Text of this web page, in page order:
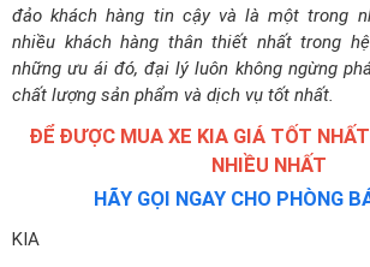
ĐỂ ĐƯỢC MUA XE KIA GIÁ TỐT
NHIỀU NHẤT
HÃY GỌI NGAY CHO PHÒNG
KIA
Bảng giá xe